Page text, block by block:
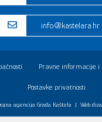
info@kastelara.hr
agencija Grada Kaštela | Web
Pravne informacije
Postavke privatnosti